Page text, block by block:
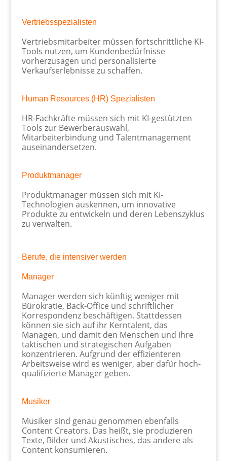
Vertriebsspezialisten
Vertriebsmitarbeiter müssen fortschrittliche KI-
Tools nutzen, um Kundenbedürfnisse
vorherzusagen und personalisierte
Verkaufserlebnisse zu schaffen.
Human Resources (HR) Spezialisten
HR-Fachkräfte müssen sich mit KI-gestützten
Tools zur Bewerberauswahl,
Mitarbeiterbindung und Talentmanagement
auseinandersetzen.
Produktmanager
Produktmanager müssen sich mit KI-
Technologien auskennen, um innovative
Produkte zu entwickeln und deren Lebenszyklus
zu verwalten.
Berufe, die intensiver werden
Manager
Manager werden sich künftig weniger mit
Bürokratie, Back-Office und schriftlicher
Korrespondenz beschäftigen. Stattdessen
können sie sich auf ihr Kerntalent, das
Managen, und damit den Menschen und ihre
taktischen und strategischen Aufgaben
konzentrieren. Aufgrund der effizienteren
Arbeitsweise wird es weniger, aber dafür hoch-
qualifizierte Manager geben.
Musiker
Musiker sind genau genommen ebenfalls
Content Creators. Das heißt, sie produzieren
Texte, Bilder und Akustisches, das andere als
Content konsumieren.